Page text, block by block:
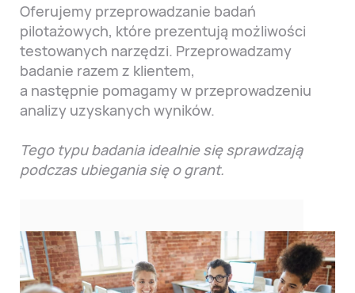
Oferujemy przeprowadzanie badań
pilotażowych, które prezentują możliwości
testowanych narzędzi. Przeprowadzamy
badanie razem z klientem,
a następnie pomagamy w przeprowadzeniu
analizy uzyskanych wyników.
Tego typu badania idealnie się sprawdzają
podczas ubiegania się o grant.